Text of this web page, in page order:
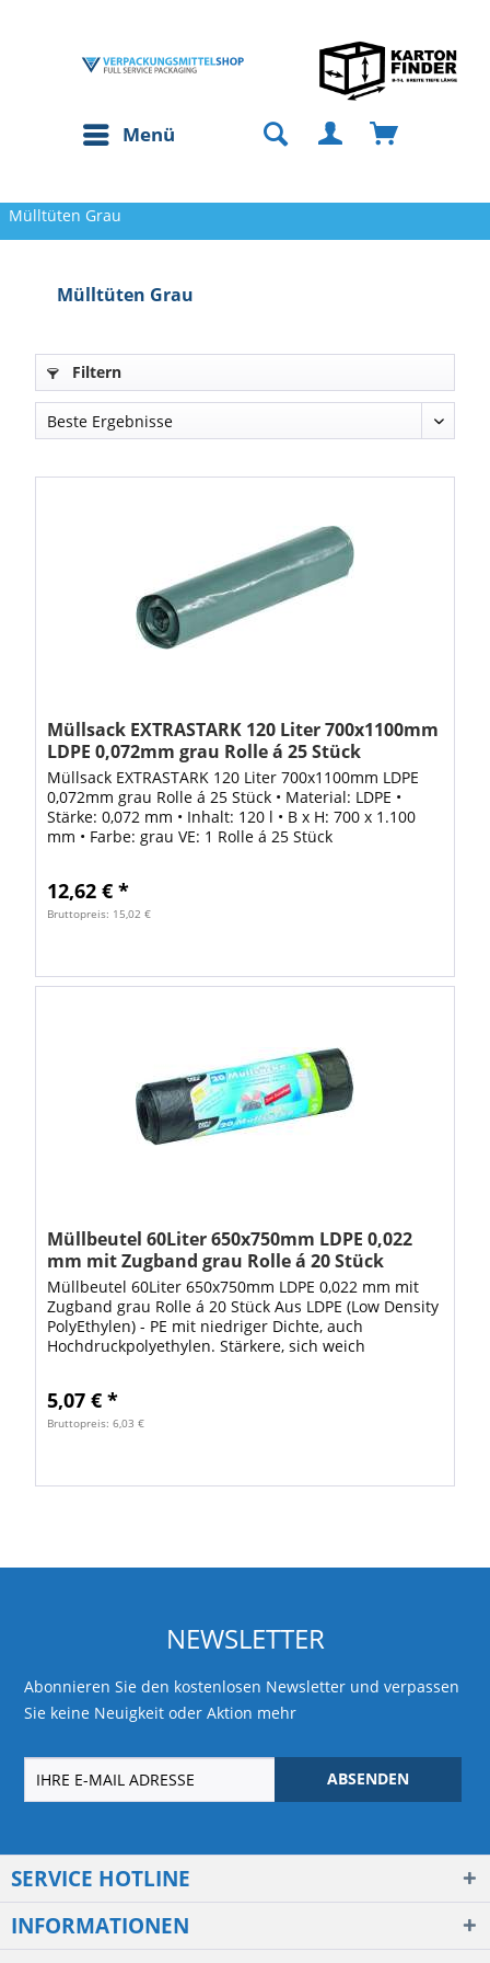
Menü
Mülltüten Grau
Mülltüten Grau
Filtern
Müllsack EXTRASTARK 120 Liter 700x1100mm
LDPE 0,072mm grau Rolle á 25 Stück
Müllsack EXTRASTARK 120 Liter 700x1100mm LDPE
0,072mm grau Rolle á 25 Stück • Material: LDPE •
Stärke: 0,072 mm • Inhalt: 120 l • B x H: 700 x 1.100
mm • Farbe: grau VE: 1 Rolle á 25 Stück
12,62 € *
Bruttopreis: 15,02 €
Müllbeutel 60Liter 650x750mm LDPE 0,022
mm mit Zugband grau Rolle á 20 Stück
Müllbeutel 60Liter 650x750mm LDPE 0,022 mm mit
Zugband grau Rolle á 20 Stück Aus LDPE (Low Density
PolyEthylen) - PE mit niedriger Dichte, auch
Hochdruckpolyethylen. Stärkere, sich weich
5,07 € *
Bruttopreis: 6,03 €
NEWSLETTER
Abonnieren Sie den kostenlosen Newsletter und verpassen
Sie keine Neuigkeit oder Aktion mehr
ABSENDEN
SERVICE HOTLINE
INFORMATIONEN